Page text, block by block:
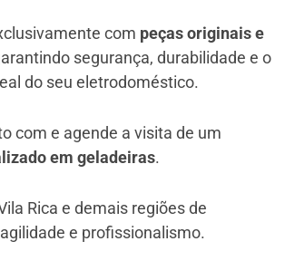
com peças originais e
segurança, durabilidade e o
do seu eletrodoméstico.
com e agende a visita de um
em geladeiras.
Rica e demais regiões de
e profissionalismo.